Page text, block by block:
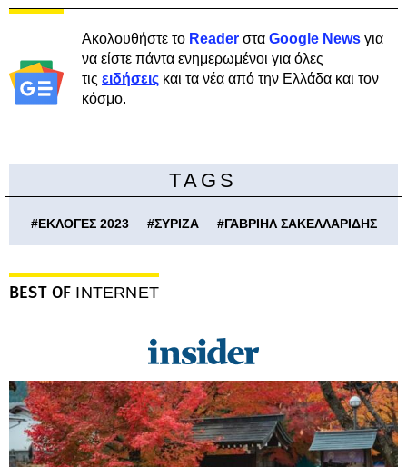
Ακολουθήστε το Reader στα Google News για
να είστε πάντα ενημερωμένοι για όλες
τις ειδήσεις και τα νέα από την Ελλάδα και τον
κόσμο.
TAGS
#ΕΚΛΟΓΕΣ 2023 #ΣΥΡΙΖΑ #ΓΑΒΡΙΗΛ ΣΑΚΕΛΛΑΡΙΔΗΣ
BEST OF INTERNET